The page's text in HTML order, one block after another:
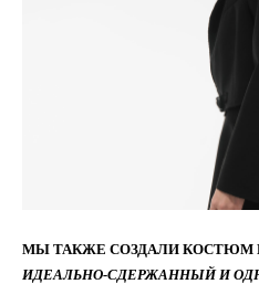
МЫ ТАКЖЕ СОЗДАЛИ КОСТЮМ
ИДЕАЛЬНО-СДЕРЖАННЫЙ И